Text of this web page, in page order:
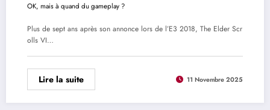
OK, mais à quand du gameplay ?
Plus de sept ans après son annonce lors de l’E3 2018, The Elder Scr
olls VI…
Lire la suite 11 Novembre 2025